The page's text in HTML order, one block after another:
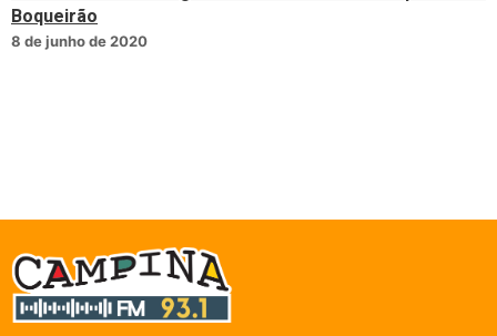
Boqueirão
8 de junho de 2020